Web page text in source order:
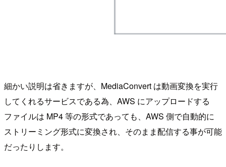
細かい説明は省きますが、MediaConvert は動画変換を実行
してくれるサービスである為、AWS にアップロードする
ファイルは MP4 等の形式であっても、AWS 側で自動的に
ストリーミング形式に変換され、そのまま配信する事が可能
だったりします。